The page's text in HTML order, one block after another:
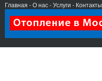
Главная -О нас-Услуги - Контакты